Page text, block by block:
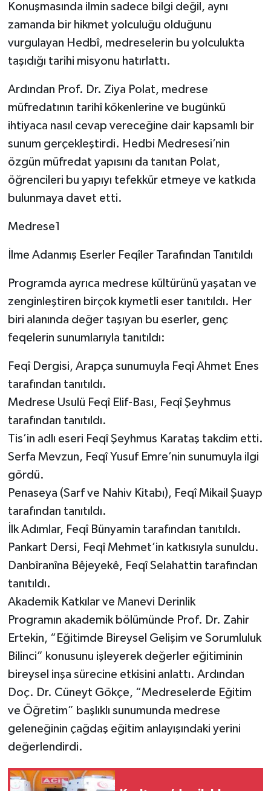
Konuşmasında ilmin sadece bilgi değil, aynı
zamanda bir hikmet yolculuğu olduğunu
vurgulayan Hedbî, medreselerin bu yolculukta
taşıdığı tarihi misyonu hatırlattı.
Ardından Prof. Dr. Ziya Polat, medrese
müfredatının tarihî kökenlerine ve bugünkü
ihtiyaca nasıl cevap vereceğine dair kapsamlı bir
sunum gerçekleştirdi. Hedbi Medresesi’nin
özgün müfredat yapısını da tanıtan Polat,
öğrencileri bu yapıyı tefekkür etmeye ve katkıda
bulunmaya davet etti.
Medrese1
İlme Adanmış Eserler Feqîler Tarafından Tanıtıldı
Programda ayrıca medrese kültürünü yaşatan ve
zenginleştiren birçok kıymetli eser tanıtıldı. Her
biri alanında değer taşıyan bu eserler, genç
feqelerin sunumlarıyla tanıtıldı:
Feqî Dergisi, Arapça sunumuyla Feqî Ahmet Enes
tarafından tanıtıldı.
Medrese Usulü Feqî Elif-Bası, Feqî Şeyhmus
tarafından tanıtıldı.
Tis’in adlı eseri Feqî Şeyhmus Karataş takdim etti.
Serfa Mevzun, Feqî Yusuf Emre’nin sunumuyla ilgi
gördü.
Penaseya (Sarf ve Nahiv Kitabı), Feqî Mikail Şuayp
tarafından tanıtıldı.
İlk Adımlar, Feqî Bünyamin tarafından tanıtıldı.
Pankart Dersi, Feqî Mehmet’in katkısıyla sunuldu.
Danbîranîna Bêjeyekê, Feqî Selahattin tarafından
tanıtıldı.
Akademik Katkılar ve Manevi Derinlik
Programın akademik bölümünde Prof. Dr. Zahir
Ertekin, “Eğitimde Bireysel Gelişim ve Sorumluluk
Bilinci” konusunu işleyerek değerler eğitiminin
bireysel inşa sürecine etkisini anlattı. Ardından
Doç. Dr. Cüneyt Gökçe, “Medreselerde Eğitim
ve Öğretim” başlıklı sunumunda medrese
geleneğinin çağdaş eğitim anlayışındaki yerini
değerlendirdi.